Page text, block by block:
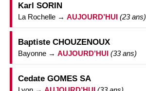
Karl SORIN
La Rochelle → AUJOURD’HUI (23 ans)
Baptiste CHOUZENOUX
Bayonne → AUJOURD’HUI (33 ans)
Cedate GOMES SA